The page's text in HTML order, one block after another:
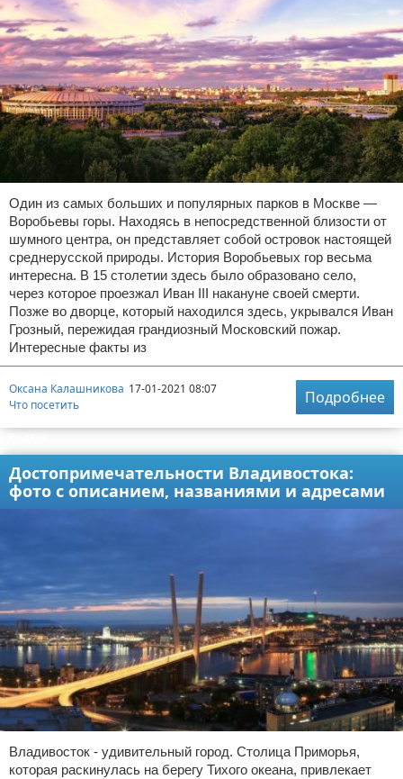
Один из самых больших и популярных парков в Москве —
Воробьевы горы. Находясь в непосредственной близости от
шумного центра, он представляет собой островок настоящей
среднерусской природы. История Воробьевых гор весьма
интересна. В 15 столетии здесь было образовано село,
через которое проезжал Иван III накануне своей смерти.
Позже во дворце, который находился здесь, укрывался Иван
Грозный, пережидая грандиозный Московский пожар.
Интересные факты из
Оксана Калашникова 17-01-2021 08:07
Что посетить
Подробнее
Достопримечательности Владивостока:
фото с описанием, названиями и адресами
Владивосток - удивительный город. Столица Приморья,
которая раскинулась на берегу Тихого океана, привлекает